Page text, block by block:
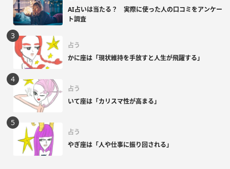
AI占いは当たる？ 実際に使った人の口コミをアンケー
ト調査
占う
かに座は「現状維持を手放すと人生が飛躍する」
占う
いて座は「カリスマ性が高まる」
占う
やぎ座は「人や仕事に振り回される」